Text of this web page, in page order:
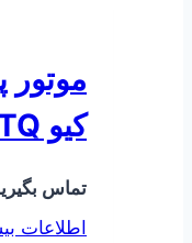
موتور
کیو ETQ مدل WP20X
تماس
اطلاعات